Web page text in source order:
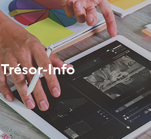
Trésor-Info